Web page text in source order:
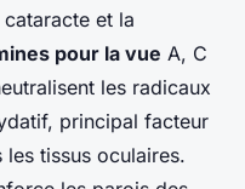
et la
pour la vue A, C
les radicaux
principal facteur
tissus oculaires.